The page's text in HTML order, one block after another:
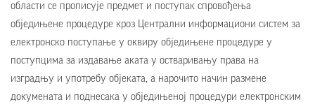
области се прописује предмет и поступак спровођења
обједињене процедуре кроз Централни информациони систем за
електронско поступање у оквиру обједињене процедуре у
поступцима за издавање аката у остваривању права на
изградњу и употребу објеката, а нарочито начин размене
докумената и поднесака у обједињеној процедури електронским